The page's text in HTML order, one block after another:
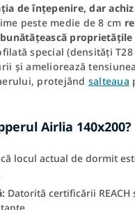
de înțepenire, dar
peste medie de 8 cm
special (densități
și ameliorează
protejând salteaua
Airlia 140x200?
locul actual de dormit
Datorită certificării